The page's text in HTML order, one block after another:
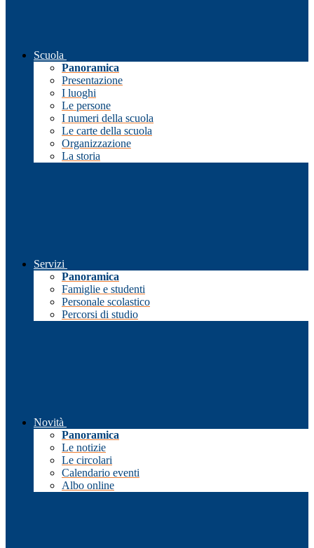
Scuola
Panoramica
Presentazione
I luoghi
Le persone
I numeri della scuola
Le carte della scuola
Organizzazione
La storia
Servizi
Panoramica
Famiglie e studenti
Personale scolastico
Percorsi di studio
Novità
Panoramica
Le notizie
Le circolari
Calendario eventi
Albo online